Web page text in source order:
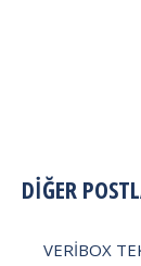
POST
DİĞER
VERİBOX